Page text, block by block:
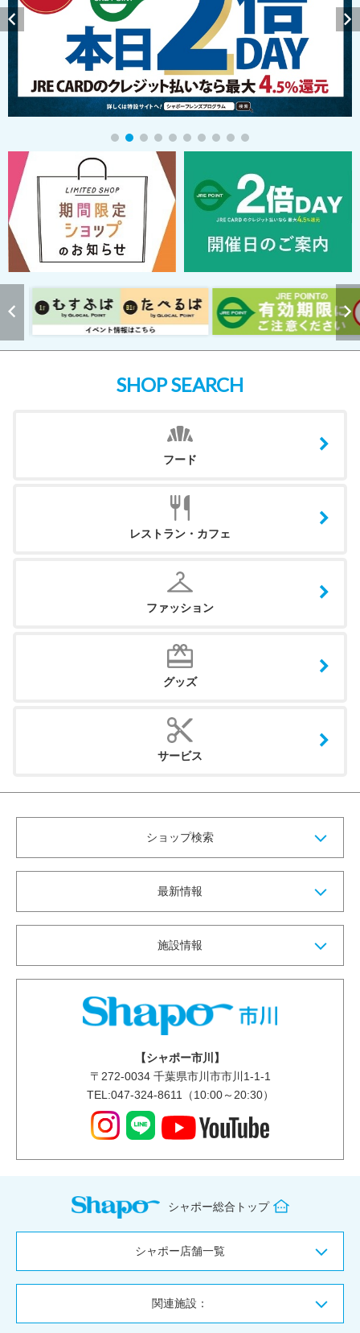
SHOP SEARCH
フード
レストラン・カフェ
ファッション
グッズ
サービス
ショップ検索
最新情報
施設情報
【シャポー市川】
〒 272-0034千葉県市川市市川1-1-1
TEL:047-324-8611（10:00～20:30）
シャポー総合トップ
シャポー店舗一覧
関連施設：